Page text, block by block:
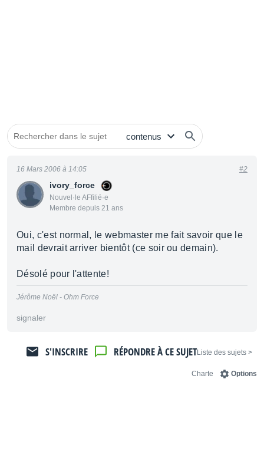
ivory_force
Nouvel·le AFfilié·e
Membre depuis 21 ans
16 Mars 2006 à 14:05 #2
Oui, c'est normal, le webmaster me fait savoir que le
mail devrait arriver bientôt (ce soir ou demain).
Désolé pour l'attente!
Jérôme Noël - Ohm Force
signaler
< Liste des sujets
RÉPONDRE À CE SUJET
S'INSCRIRE
Options
Charte